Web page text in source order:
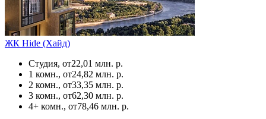
ЖК Hide (Хайд)
Студия, от22,01 млн. р.
1 комн., от24,82 млн. р.
2 комн., от33,35 млн. р.
3 комн., от62,30 млн. р.
4+ комн., от78,46 млн. р.